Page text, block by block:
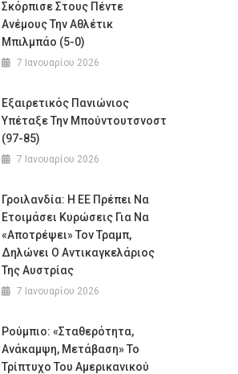
Σκόρπισε Στους Πέντε
Ανέμους Την Αθλέτικ
Μπιλμπάο (5-0)
7 Ιανουαρίου 2026
Εξαιρετικός Πανιώνιος
Υπέταξε Την Μπούντουτσνοστ
(97-85)
7 Ιανουαρίου 2026
Γροιλανδία: Η ΕΕ Πρέπει Να
Ετοιμάσει Κυρώσεις Για Να
«αποτρέψει» Τον Τραμπ,
Δηλώνει Ο Αντικαγκελάριος
Της Αυστρίας
7 Ιανουαρίου 2026
Ρούμπιο: «Σταθερότητα,
Ανάκαμψη, Μετάβαση» Το
Τρίπτυχο Του Αμερικανικού